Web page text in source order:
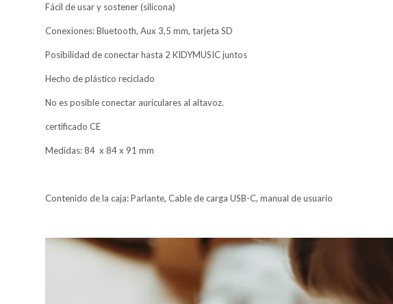
Fácil de usar y sostener (silicona)
Conexiones: Bluetooth, Aux 3,5 mm, tarjeta SD
Posibilidad de conectar hasta 2 KIDYMUSIC juntos
Hecho de plástico reciclado
No es posible conectar auriculares al altavoz.
certificado CE
Medidas: 84 x 84 x 91 mm
Contenido de la caja: Parlante, Cable de carga USB-C, manual de usuario